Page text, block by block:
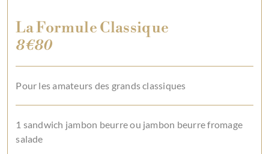
La Formule Classique
8€80
Pour les amateurs des grands classiques
1 sandwich jambon beurre ou jambon beurre fromage
salade